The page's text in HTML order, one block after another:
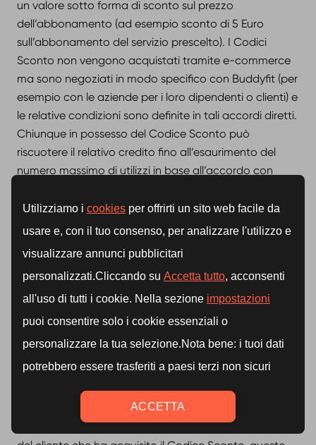
un valore sotto forma di sconto sul prezzo
dell’abbonamento (ad esempio sconto di 5 Euro
sull’abbonamento del servizio prescelto). I Codici
Sconto non vengono acquistati tramite e-commerce
ma sono negoziati in modo specifico con Buddyfit (per
esempio con le aziende per i loro dipendenti o clienti) e
le relative condizioni sono definite in tali accordi diretti.
Chiunque in possesso del Codice Sconto può
riscuotere il relativo credito fino all’esaurimento del
numero massimo di utilizzi in base all’accordo con
Sconto solamente ai soggetti definiti nell’accordo con
Buddyfit (ad esempio il Codice Sconto acquistato
solo ai dipendenti). È in ogni caso onere del cliente e
dell’Utente mantenere riservato il codice e farlo
conoscere solamente ai soggetti autorizzati. L’Utente
che intenderà utilizzare il Codice Sconto dovrà
iscriversi a Buddyfit (se non già iscritto) ed accettare i
presenti Termini e Condizioni. Le ulteriori
caratteristiche, valori, limiti e regole del Codice Sconto
possono essere contenute nell’accordo con Buddyfit.
In caso di violazione all’accordo con Buddyfit da parte